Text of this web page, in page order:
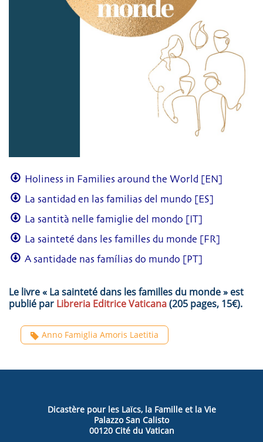
Holiness in Families around the World [EN]
La santidad en las familias del mundo [ES]
La santità nelle famiglie del mondo [IT]
La sainteté dans les familles du monde [FR]
A santidade nas famílias do mundo [PT]
Le livre « La sainteté dans les familles du monde » est
publié par Libreria Editrice Vaticana(205 pages, 15€).
Anno Famiglia Amoris Laetitia
Dicastère pour les Laïcs, la Famille et la Vie
Palazzo San Calisto
00120 Cité du Vatican